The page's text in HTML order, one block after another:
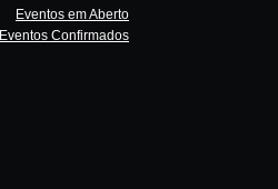
Eventos em Aberto
Eventos Confirmados